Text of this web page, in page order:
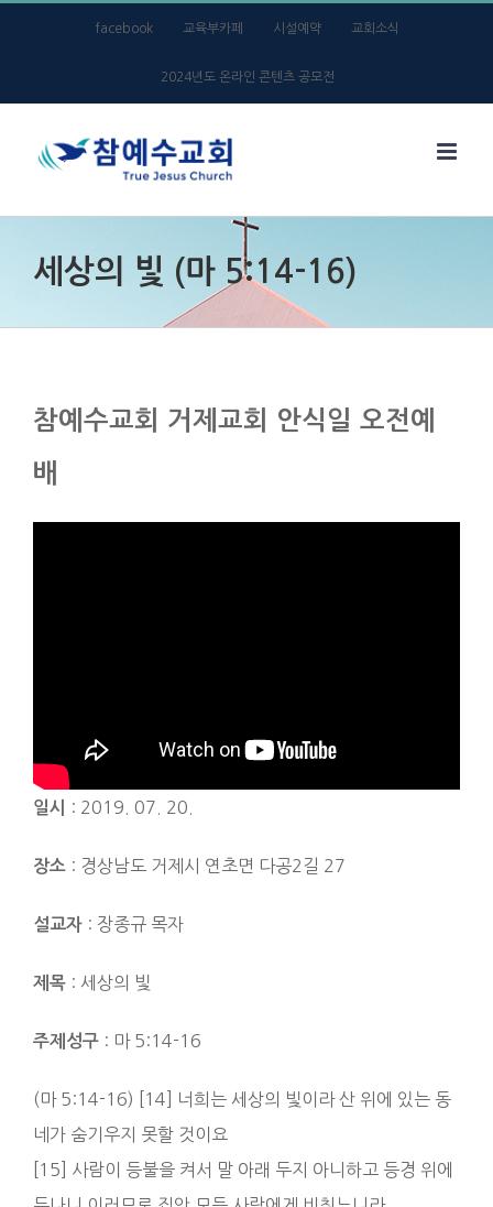
facebook 교육부카페 시설예약 교회소식
2024년도 온라인 콘텐츠 공모전
세상의 빛 (마 5:14-16)
참예수교회 거제교회 안식일 오전예
배
일시 : 2019. 07. 20.
장소 : 경상남도 거제시 연초면 다공2길 27
설교자 : 장종규 목자
제목 : 세상의 빛
주제성구 : 마 5:14-16
(마 5:14-16) [14] 너희는 세상의 빛이라 산 위에 있는 동
네가 숨기우지 못할 것이요
[15] 사람이 등불을 켜서 말 아래 두지 아니하고 등경 위에